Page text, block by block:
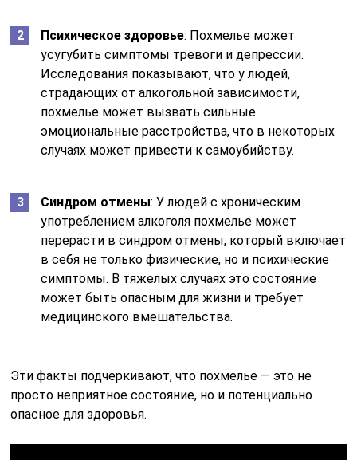
Психическое здоровье: Похмелье может
усугубить симптомы тревоги и депрессии.
Исследования показывают, что у людей,
страдающих от алкогольной зависимости,
похмелье может вызвать сильные
эмоциональные расстройства, что в некоторых
случаях может привести к самоубийству.
Синдром отмены: У людей с хроническим
употреблением алкоголя похмелье может
перерасти в синдром отмены, который включает
в себя не только физические, но и психические
симптомы. В тяжелых случаях это состояние
может быть опасным для жизни и требует
медицинского вмешательства.
Эти факты подчеркивают, что похмелье — это не
просто неприятное состояние, но и потенциально
опасное для здоровья.